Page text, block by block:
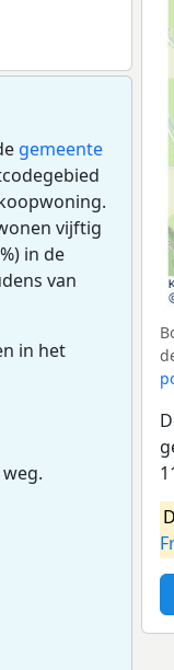
gemeente
vijftig
in de
van
in het